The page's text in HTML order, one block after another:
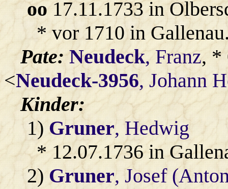
oo17.11.1733 in
* vor 1710 in
Pate:Neudeck, Franz, *
<Neudeck-3956, Johann
Kinder:
1)Gruner, Hedwig
* 12.07.1736 in
2) Gruner, Josef